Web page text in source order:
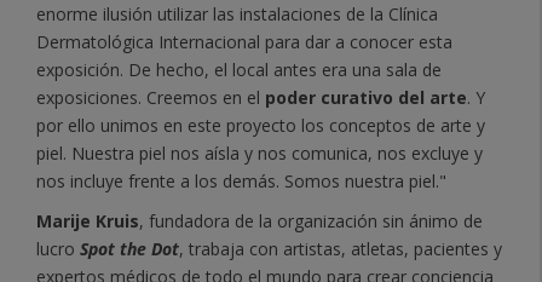
enorme ilusión utilizar las instalaciones de la Clínica
Dermatológica Internacional para dar a conocer esta
exposición. De hecho, el local antes era una sala de
exposiciones. Creemos en el poder curativo del arte. Y
por ello unimos en este proyecto los conceptos de arte y
piel. Nuestra piel nos aísla y nos comunica, nos excluye y
nos incluye frente a los demás. Somos nuestra piel."
Marije Kruis, fundadora de la organización sin ánimo de
lucro Spot the Dot, trabaja con artistas, atletas, pacientes y
expertos médicos de todo el mundo para crear conciencia